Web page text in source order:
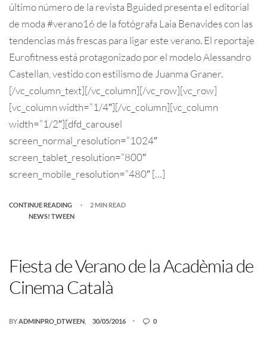
último número de la revista Bguided presenta el editorial
de moda ‪#‎verano16‬ de la fotógrafa Laia Benavides con las
tendencias más frescas para ligar este verano. El reportaje
Eurofitness está protagonizado por el modelo Alessandro
Castellan, vestido con estilismo de Juanma Graner.
[/vc_column_text][/vc_column][/vc_row][vc_row]
[vc_column width=”1/4″][/vc_column][vc_column
width=”1/2″][dfd_carousel
screen_normal_resolution=”1024″
screen_tablet_resolution=”800″
screen_mobile_resolution=”480″ […]
CONTINUE READING
2 MIN READ
NEWS! TWEEN
Fiesta de Verano de la Acadèmia de
Cinema Català
BY ADMINPRO_DTWEEN 30/05/2016 0